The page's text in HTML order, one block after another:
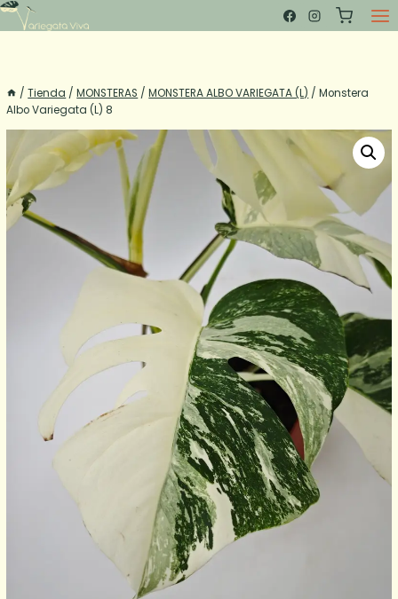
Saltar
al
/ Tienda / MONSTERAS / MONSTERA ALBO VARIEGATA (L) / Monstera
Albo Variegata (L) 8